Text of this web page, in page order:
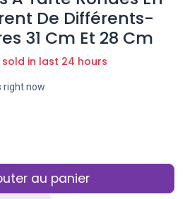
De Différents-
31 Cm Et 28 Cm
sold in last 24 hours
right now
au panier